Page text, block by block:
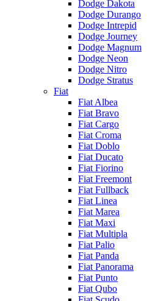
Dodge Dakota
Dodge Durango
Dodge Intrepid
Dodge Journey
Dodge Magnum
Dodge Neon
Dodge Nitro
Dodge Stratus
Fiat
Fiat Albea
Fiat Bravo
Fiat Cargo
Fiat Croma
Fiat Doblo
Fiat Ducato
Fiat Fiorino
Fiat Freemont
Fiat Fullback
Fiat Linea
Fiat Marea
Fiat Maxi
Fiat Multipla
Fiat Palio
Fiat Panda
Fiat Panorama
Fiat Punto
Fiat Qubo